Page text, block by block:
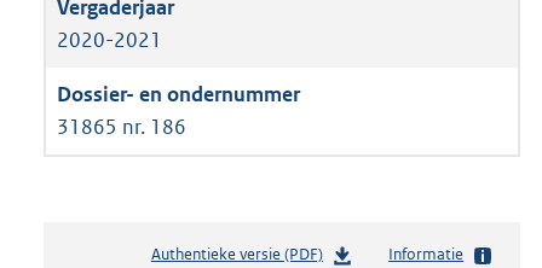
2020-2021
31865 nr. 186
Authentieke versie (PDF)b
Informatie